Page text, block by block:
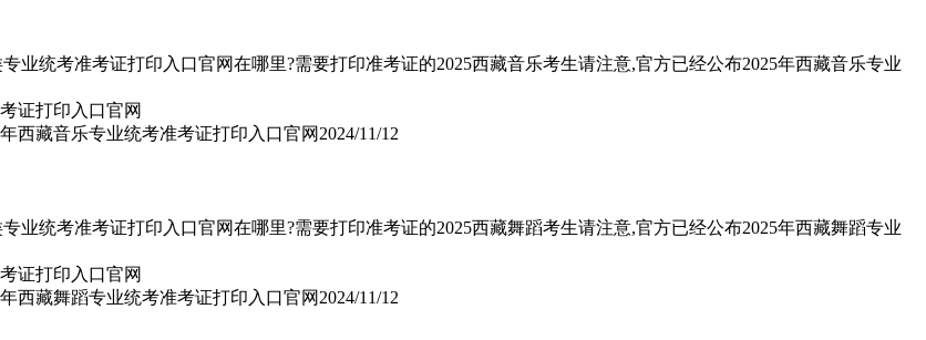
业统考准考证打印入口官网在哪里?需要打印准考证的2025西藏音乐考生请注意,官方已经公布2025年西藏音乐专业
西藏音乐专业统考准考证打印入口官网 2024/11/12
业统考准考证打印入口官网在哪里?需要打印准考证的2025西藏舞蹈考生请注意,官方已经公布2025年西藏舞蹈专业
西藏舞蹈专业统考准考证打印入口官网 2024/11/12